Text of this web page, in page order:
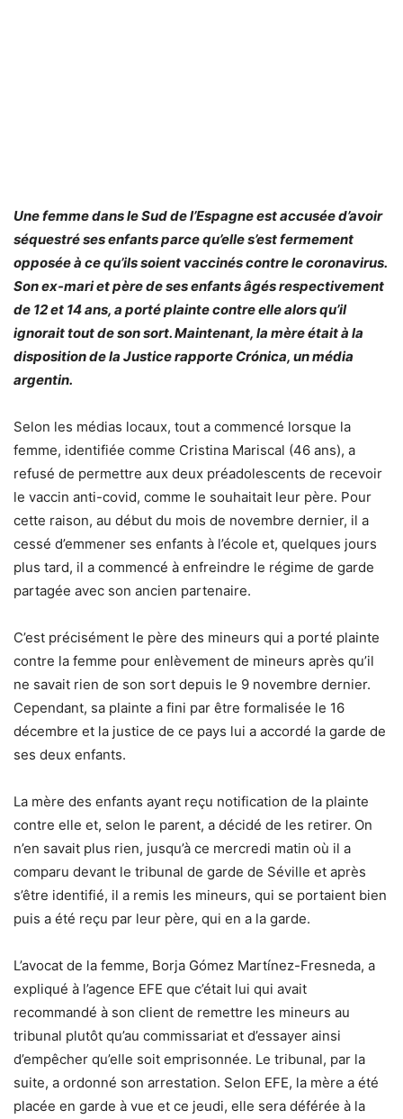
Une femme dans le Sud de l’Espagne est accusée d’avoir
séquestré ses enfants parce qu’elle s’est fermement
opposée à ce qu’ils soient vaccinés contre le coronavirus.
Son ex-mari et père de ses enfants âgés respectivement
de 12 et 14 ans, a porté plainte contre elle alors qu’il
ignorait tout de son sort. Maintenant, la mère était à la
disposition de la Justice rapporte Crónica, un média
argentin.
Selon les médias locaux, tout a commencé lorsque la
femme, identifiée comme Cristina Mariscal (46 ans), a
refusé de permettre aux deux préadolescents de recevoir
le vaccin anti-covid, comme le souhaitait leur père. Pour
cette raison, au début du mois de novembre dernier, il a
cessé d’emmener ses enfants à l’école et, quelques jours
plus tard, il a commencé à enfreindre le régime de garde
partagée avec son ancien partenaire.
C’est précisément le père des mineurs qui a porté plainte
contre la femme pour enlèvement de mineurs après qu’il
ne savait rien de son sort depuis le 9 novembre dernier.
Cependant, sa plainte a fini par être formalisée le 16
décembre et la justice de ce pays lui a accordé la garde de
ses deux enfants.
La mère des enfants ayant reçu notification de la plainte
contre elle et, selon le parent, a décidé de les retirer. On
n’en savait plus rien, jusqu’à ce mercredi matin où il a
comparu devant le tribunal de garde de Séville et après
s’être identifié, il a remis les mineurs, qui se portaient bien
puis a été reçu par leur père, qui en a la garde.
L’avocat de la femme, Borja Gómez Martínez-Fresneda, a
expliqué à l’agence EFE que c’était lui qui avait
recommandé à son client de remettre les mineurs au
tribunal plutôt qu’au commissariat et d’essayer ainsi
d’empêcher qu’elle soit emprisonnée. Le tribunal, par la
suite, a ordonné son arrestation. Selon EFE, la mère a été
placée en garde à vue et ce jeudi, elle sera déférée à la